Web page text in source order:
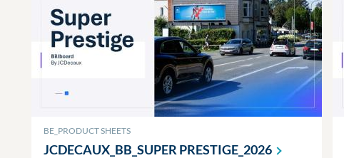
BE_PRODUCT SHEETS
JCDECAUX_BB_SUPER PRESTIGE_2026